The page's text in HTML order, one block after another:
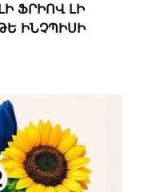
ՖՐԻՈՎ ԼԻ
ԻՆՉՊԻՍԻ